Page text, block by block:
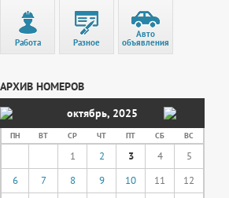
Работа Разное
Авто
объявления
АРХИВ НОМЕРОВ
октябрь, 2025
ПН ВТ СР ЧТ ПТ СБ ВС
1 2 3 4
5
6
7 8 9 10 11
12